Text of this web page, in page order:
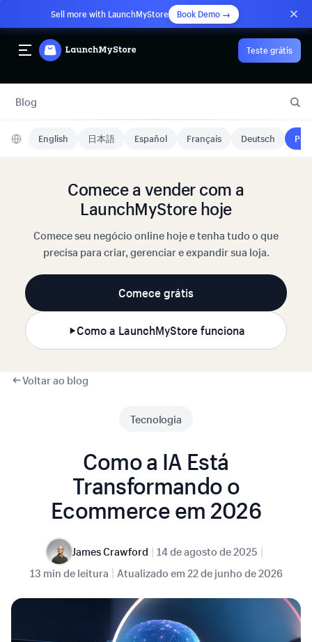
Sell more with LaunchMyStore Book Demo →
Teste grátis
Blog
English 日本語 Español Français Deutsch
Comece a vender com a
LaunchMyStore hoje
Comece seu negócio online hoje e tenha tudo o que
precisa para criar, gerenciar e expandir sua loja.
Comece grátis
Como a LaunchMyStore funciona
Voltar ao blog
Tecnologia
Como a IA Está
Transformando o
Ecommerce em 2026
James Crawford | 14 de agosto de 2025 |
13 min de leitura | Atualizado em 22 de junho de 2026